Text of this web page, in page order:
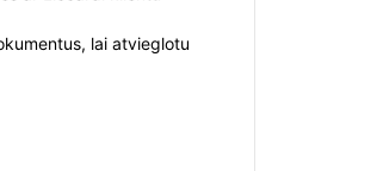
lai atvieglotu